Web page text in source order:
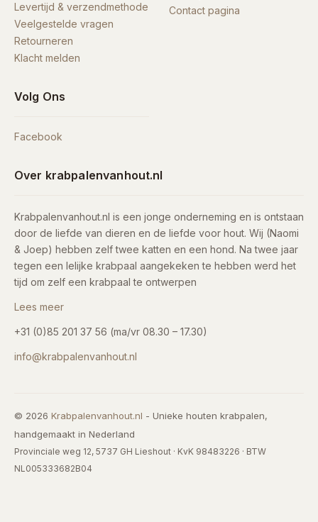
Levertijd & verzendmethode
Veelgestelde vragen
Retourneren
Klacht melden
Contact pagina
Volg Ons
Facebook
Over krabpalenvanhout.nl
Krabpalenvanhout.nl is een jonge onderneming en is ontstaan
door de liefde van dieren en de liefde voor hout. Wij (Naomi
& Joep) hebben zelf twee katten en een hond. Na twee jaar
tegen een lelijke krabpaal aangekeken te hebben werd het
tijd om zelf een krabpaal te ontwerpen
Lees meer
+31 (0)85 201 37 56 (ma/vr 08.30 – 17.30)
info@krabpalenvanhout.nl
© 2026 Krabpalenvanhout.nl - Unieke houten krabpalen,
handgemaakt in Nederland
Provinciale weg 12, 5737 GH Lieshout · KvK 98483226 · BTW
NL005333682B04